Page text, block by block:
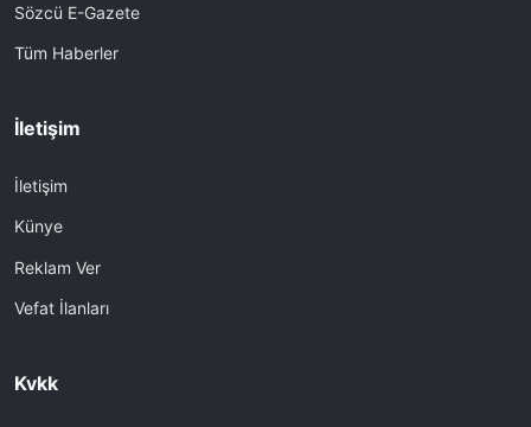
Sözcü E-Gazete
Tüm Haberler
İletişim
İletişim
Künye
Reklam Ver
Vefat İlanları
Kvkk